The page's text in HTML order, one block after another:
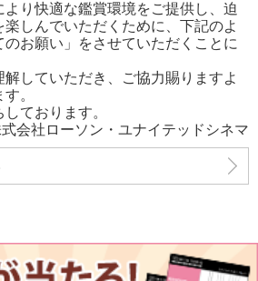
り快適な鑑賞環境をご提供し、迫
しんでいただくために、下記のよ
のお願い」をさせていただくことに
していただき、ご協力賜りますよ
。
ております。
会社ローソン・ユナイテッドシネマ